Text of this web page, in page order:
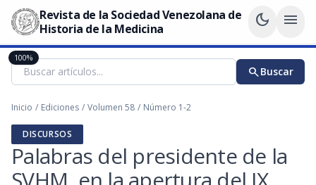
Revista de la Sociedad Venezolana de
Historia de la Medicina
dark_mode menu
searchBuscar
Inicio / Ediciones / Volumen 58 / Número 1-2
DISCURSOS
Palabras del presidente de la
100%